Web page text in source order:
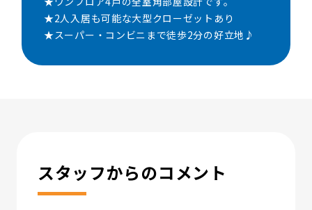
★2人入居も可能な大型クローゼットあり
★スーパー・コンビニまで徒歩2分の好立地♪
スタッフからのコメント